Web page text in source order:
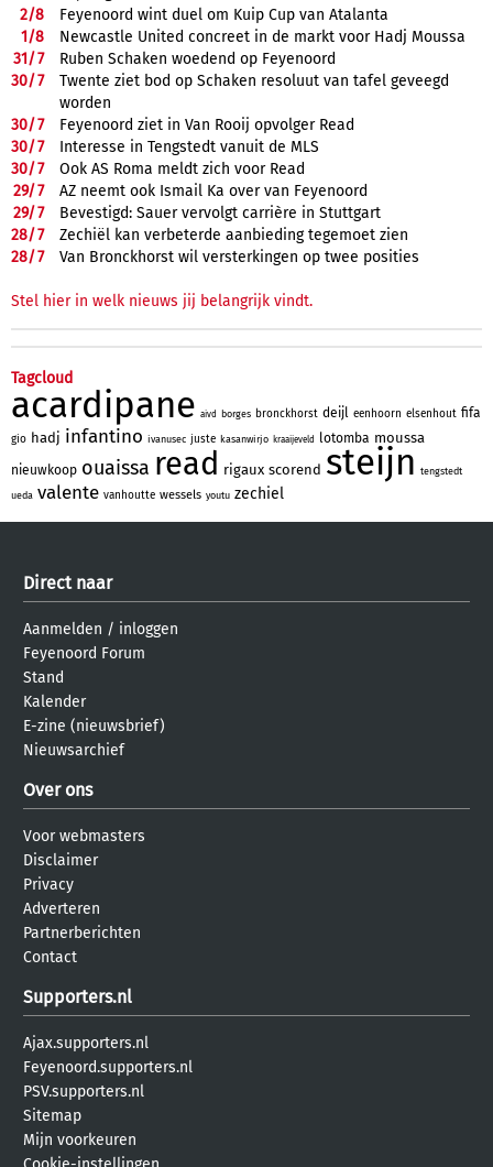
2/8
Feyenoord wint duel om Kuip Cup van Atalanta
1/8
Newcastle United concreet in de markt voor Hadj Moussa
31/7
Ruben Schaken woedend op Feyenoord
30/7
Twente ziet bod op Schaken resoluut van tafel geveegd
worden
30/7
Feyenoord ziet in Van Rooij opvolger Read
30/7
Interesse in Tengstedt vanuit de MLS
30/7
Ook AS Roma meldt zich voor Read
29/7
AZ neemt ook Ismail Ka over van Feyenoord
29/7
Bevestigd: Sauer vervolgt carrière in Stuttgart
28/7
Zechiël kan verbeterde aanbieding tegemoet zien
28/7 Van Bronckhorst wil versterkingen op twee posities
Stel hier in welk nieuws jij belangrijk vindt.
Tagcloud
acardipane aivd borges bronckhorst deijl eenhoorn elsenhout fifa
gio hadj infantino ivanusec juste kasanwirjo kraaijeveld lotomba moussa
nieuwkoop ouaissa read rigaux scorend steijn tengstedt
ueda valente vanhoutte wessels youtu zechiel
Direct naar
Aanmelden / inloggen
Feyenoord Forum
Stand
Kalender
E-zine (nieuwsbrief)
Nieuwsarchief
Over ons
Voor webmasters
Disclaimer
Privacy
Adverteren
Partnerberichten
Contact
Supporters.nl
Ajax.supporters.nl
Feyenoord.supporters.nl
PSV.supporters.nl
Sitemap
Mijn voorkeuren